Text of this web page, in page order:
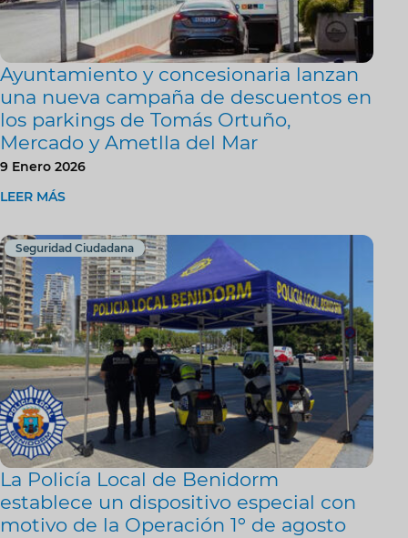
Ayuntamiento y concesionaria lanzan
una nueva campaña de descuentos en
los parkings de Tomás Ortuño,
Mercado y Ametlla del Mar
9 Enero 2026
LEER MÁS
Seguridad Ciudadana
La Policía Local de Benidorm
establece un dispositivo especial con
motivo de la Operación 1º de agosto